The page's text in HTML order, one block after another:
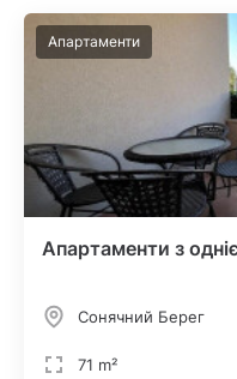
Апартаменти
Апартаменти з
Сонячний Берег
71 m²